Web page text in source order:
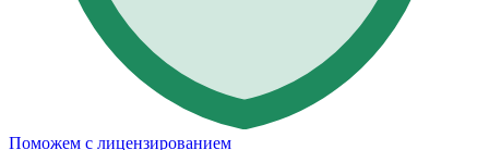
Поможем с лицензированием